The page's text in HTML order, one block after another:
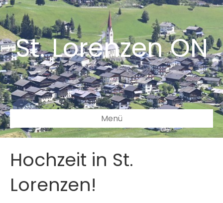
St. Lorenzen ON
Menü
Hochzeit in St.
Lorenzen!